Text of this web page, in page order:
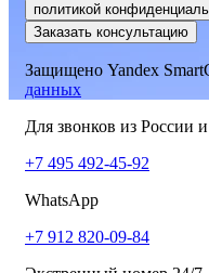
политикой
Заказать консультацию
Защищено Yandex
данных
Для звонков из России
+7 495 492-45-92
WhatsApp
+7 912 820-09-84